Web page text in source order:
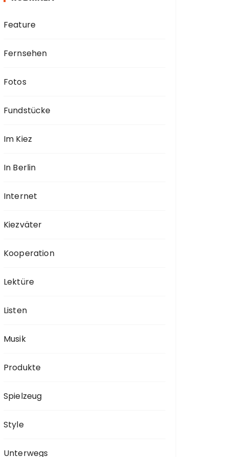
Feature
Fernsehen
Fotos
Fundstücke
Im Kiez
In Berlin
Internet
Kiezväter
Kooperation
Lektüre
Listen
Musik
Produkte
Spielzeug
Style
Unterwegs